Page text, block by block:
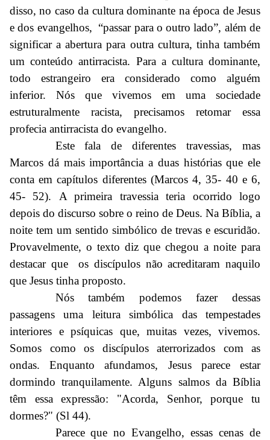
disso, no caso da cultura dominante na época de Jesus
e dos evangelhos, “passar para o outro lado”, além de
significar a abertura para outra cultura, tinha também
um conteúdo antirracista. Para a cultura dominante,
todo estrangeiro era considerado como alguém
inferior. Nós que vivemos em uma sociedade
estruturalmente racista, precisamos retomar essa
profecia antirracista do evangelho.
Este fala de diferentes travessias, mas
Marcos dá mais importância a duas histórias que ele
conta em capítulos diferentes (Marcos 4, 35- 40 e 6,
45- 52). A primeira travessia teria ocorrido logo
depois do discurso sobre o reino de Deus. Na Bíblia, a
noite tem um sentido simbólico de trevas e escuridão.
Provavelmente, o texto diz que chegou a noite para
destacar que os discípulos não acreditaram naquilo
que Jesus tinha proposto.
Nós também podemos fazer dessas
passagens uma leitura simbólica das tempestades
interiores e psíquicas que, muitas vezes, vivemos.
Somos como os discípulos aterrorizados com as
ondas. Enquanto afundamos, Jesus parece estar
dormindo tranquilamente. Alguns salmos da Bíblia
têm essa expressão: "Acorda, Senhor, porque tu
dormes?" (Sl 44).
Parece que no Evangelho, essas cenas de